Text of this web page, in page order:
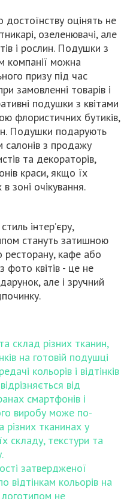
достоїнству оцінять не
озеленювачі, але
і рослин. Подушки з
компанії можна
призу під час
замовленні товарів і
подушки з квітами
флористичних бутиків,
Подушки подарують
з продажу
та декораторів,
краси, якщо їх
зоні очікування.
інтер’єру,
стануть затишною
ресторану, кафе або
фото квітів - це не
але і зручний
склад різних тканин,
на готовій подушці
кольорів і відтінків
від
смартфонів і
виробу може по-
різних тканинах у
складу, текстури та
затвердженої
відтінкам кольорів на
не